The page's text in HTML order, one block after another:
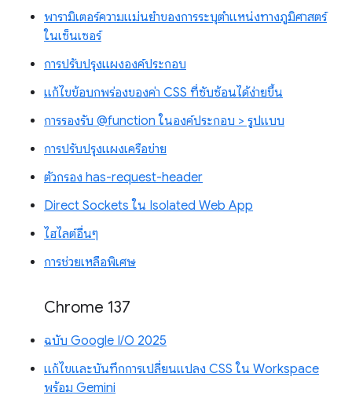
พารามิเตอร์ความแม่นยำของการระบุตำแหน่งทางภูมิศาสตร์
ในเซ็นเซอร์
การปรับปรุงแผงองค์ประกอบ
แก้ไขข้อบกพร่องของค่า CSS ที่ซับซ้อนได้ง่ายขึ้น
การรองรับ @function ในองค์ประกอบ > รูปแบบ
การปรับปรุงแผงเครือข่าย
ตัวกรอง has-request-header
Direct Sockets ใน Isolated Web App
ไฮไลต์อื่นๆ
การช่วยเหลือพิเศษ
Chrome 137
ฉบับ Google I/O 2025
แก้ไขและบันทึกการเปลี่ยนแปลง CSS ใน Workspace
พร้อม Gemini